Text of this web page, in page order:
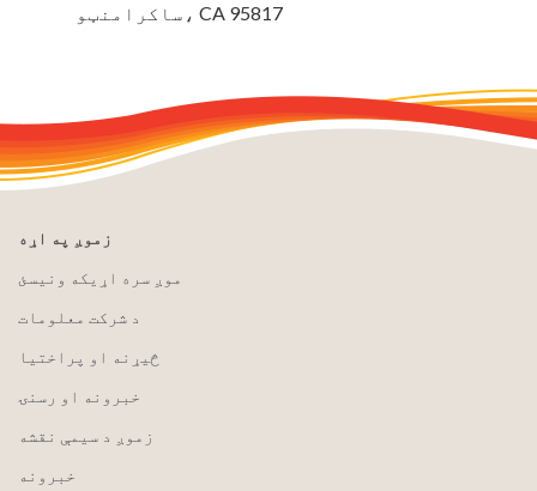
ساکرامنټو، CA 95817
زموږ په اړه
موږ سره اړیکه ونیسئ
د شرکت معلومات
څیړنه او پراختیا
خبرونه او رسنۍ
زموږ د سیمې نقشه
خبرونه